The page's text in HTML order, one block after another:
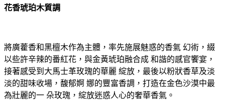
花香琥珀木質調
將廣藿香和黑檀木作為主體，率先施展魅惑的香氣 幻術，綴
以些許辛辣的番紅花，與金黃琥珀融合成 和諧的感官饗宴，
接著感受到大馬士革玫瑰的華麗 綻放，最後以粉狀香草及淡
淡的甜味收場，馥郁婀 娜的豐富香調，打造在金色沙漠中最
為壯麗的一 朵玫瑰，綻放迷惑人心的奢華香氣。